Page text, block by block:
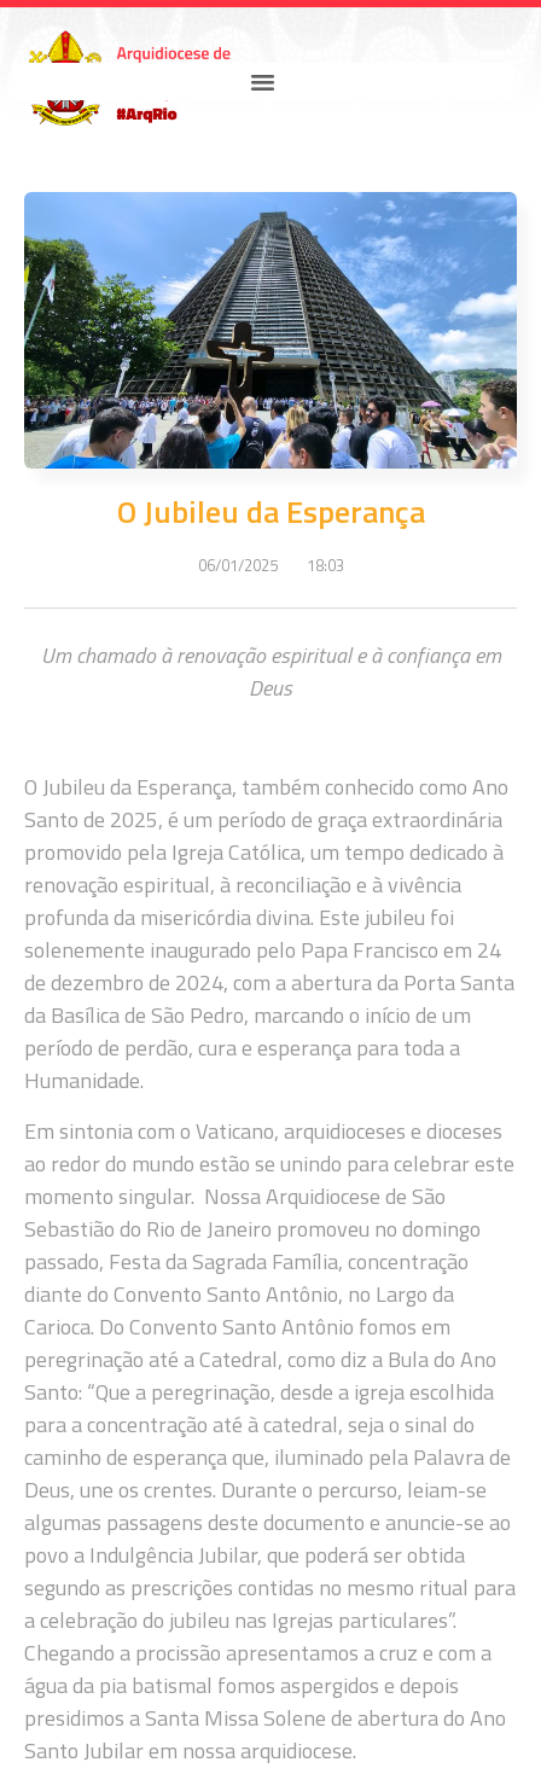
O Jubileu da Esperança
06/01/2025 18:03
Um chamado à renovação espiritual e à confiança em
Deus
O Jubileu da Esperança, também conhecido como Ano
Santo de 2025, é um período de graça extraordinária
promovido pela Igreja Católica, um tempo dedicado à
renovação espiritual, à reconciliação e à vivência
profunda da misericórdia divina. Este jubileu foi
solenemente inaugurado pelo Papa Francisco em 24
de dezembro de 2024, com a abertura da Porta Santa
da Basílica de São Pedro, marcando o início de um
período de perdão, cura e esperança para toda a
Humanidade.
Em sintonia com o Vaticano, arquidioceses e dioceses
ao redor do mundo estão se unindo para celebrar este
momento singular. Nossa Arquidiocese de São
Sebastião do Rio de Janeiro promoveu no domingo
passado, Festa da Sagrada Família, concentração
diante do Convento Santo Antônio, no Largo da
Carioca. Do Convento Santo Antônio fomos em
peregrinação até a Catedral, como diz a Bula do Ano
Santo: “Que a peregrinação, desde a igreja escolhida
para a concentração até à catedral, seja o sinal do
caminho de esperança que, iluminado pela Palavra de
Deus, une os crentes. Durante o percurso, leiam-se
algumas passagens deste documento e anuncie-se ao
povo a Indulgência Jubilar, que poderá ser obtida
segundo as prescrições contidas no mesmo ritual para
a celebração do jubileu nas Igrejas particulares”.
Chegando a procissão apresentamos a cruz e com a
água da pia batismal fomos aspergidos e depois
presidimos a Santa Missa Solene de abertura do Ano
Santo Jubilar em nossa arquidiocese.